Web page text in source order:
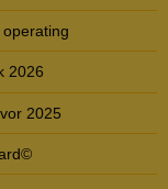
operating
2026
2025